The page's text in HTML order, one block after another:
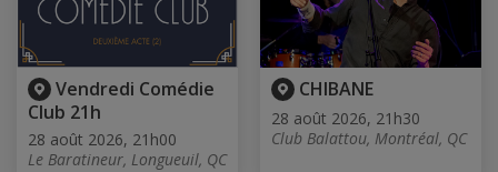
Vendredi Comédie
Club 21h
28 août 2026, 21h00
Le Baratineur, Longueuil, QC
CHIBANE
28 août 2026, 21h30
Club Balattou, Montréal, QC